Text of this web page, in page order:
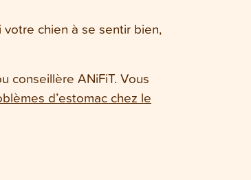
chien à se sentir bien,
conseillère ANiFiT. Vous
d’estomac chez le